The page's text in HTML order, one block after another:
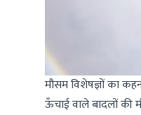
मौसम विशेषज्ञों का
ऊँचाई वाले बादलों की